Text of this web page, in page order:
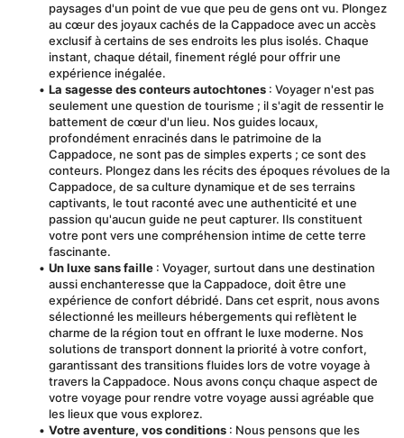
paysages d'un point de vue que peu de gens ont vu. Plongez
au cœur des joyaux cachés de la Cappadoce avec un accès
exclusif à certains de ses endroits les plus isolés. Chaque
instant, chaque détail, finement réglé pour offrir une
expérience inégalée.
La sagesse des conteurs autochtones : Voyager n'est pas
seulement une question de tourisme ; il s'agit de ressentir le
battement de cœur d'un lieu. Nos guides locaux,
profondément enracinés dans le patrimoine de la
Cappadoce, ne sont pas de simples experts ; ce sont des
conteurs. Plongez dans les récits des époques révolues de la
Cappadoce, de sa culture dynamique et de ses terrains
captivants, le tout raconté avec une authenticité et une
passion qu'aucun guide ne peut capturer. Ils constituent
votre pont vers une compréhension intime de cette terre
fascinante.
Un luxe sans faille : Voyager, surtout dans une destination
aussi enchanteresse que la Cappadoce, doit être une
expérience de confort débridé. Dans cet esprit, nous avons
sélectionné les meilleurs hébergements qui reflètent le
charme de la région tout en offrant le luxe moderne. Nos
solutions de transport donnent la priorité à votre confort,
garantissant des transitions fluides lors de votre voyage à
travers la Cappadoce. Nous avons conçu chaque aspect de
votre voyage pour rendre votre voyage aussi agréable que
les lieux que vous explorez.
Votre aventure, vos conditions : Nous pensons que les